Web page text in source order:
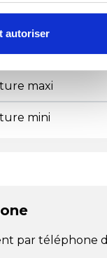
autoriser
maxi
mini
par téléphone